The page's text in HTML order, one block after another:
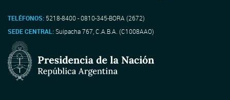
TELÉFONOS: 5218-8400 - 0810-345-BORA (2672)
SEDE CENTRAL:Suipacha 767, C.A.B.A. (C1008AAO)